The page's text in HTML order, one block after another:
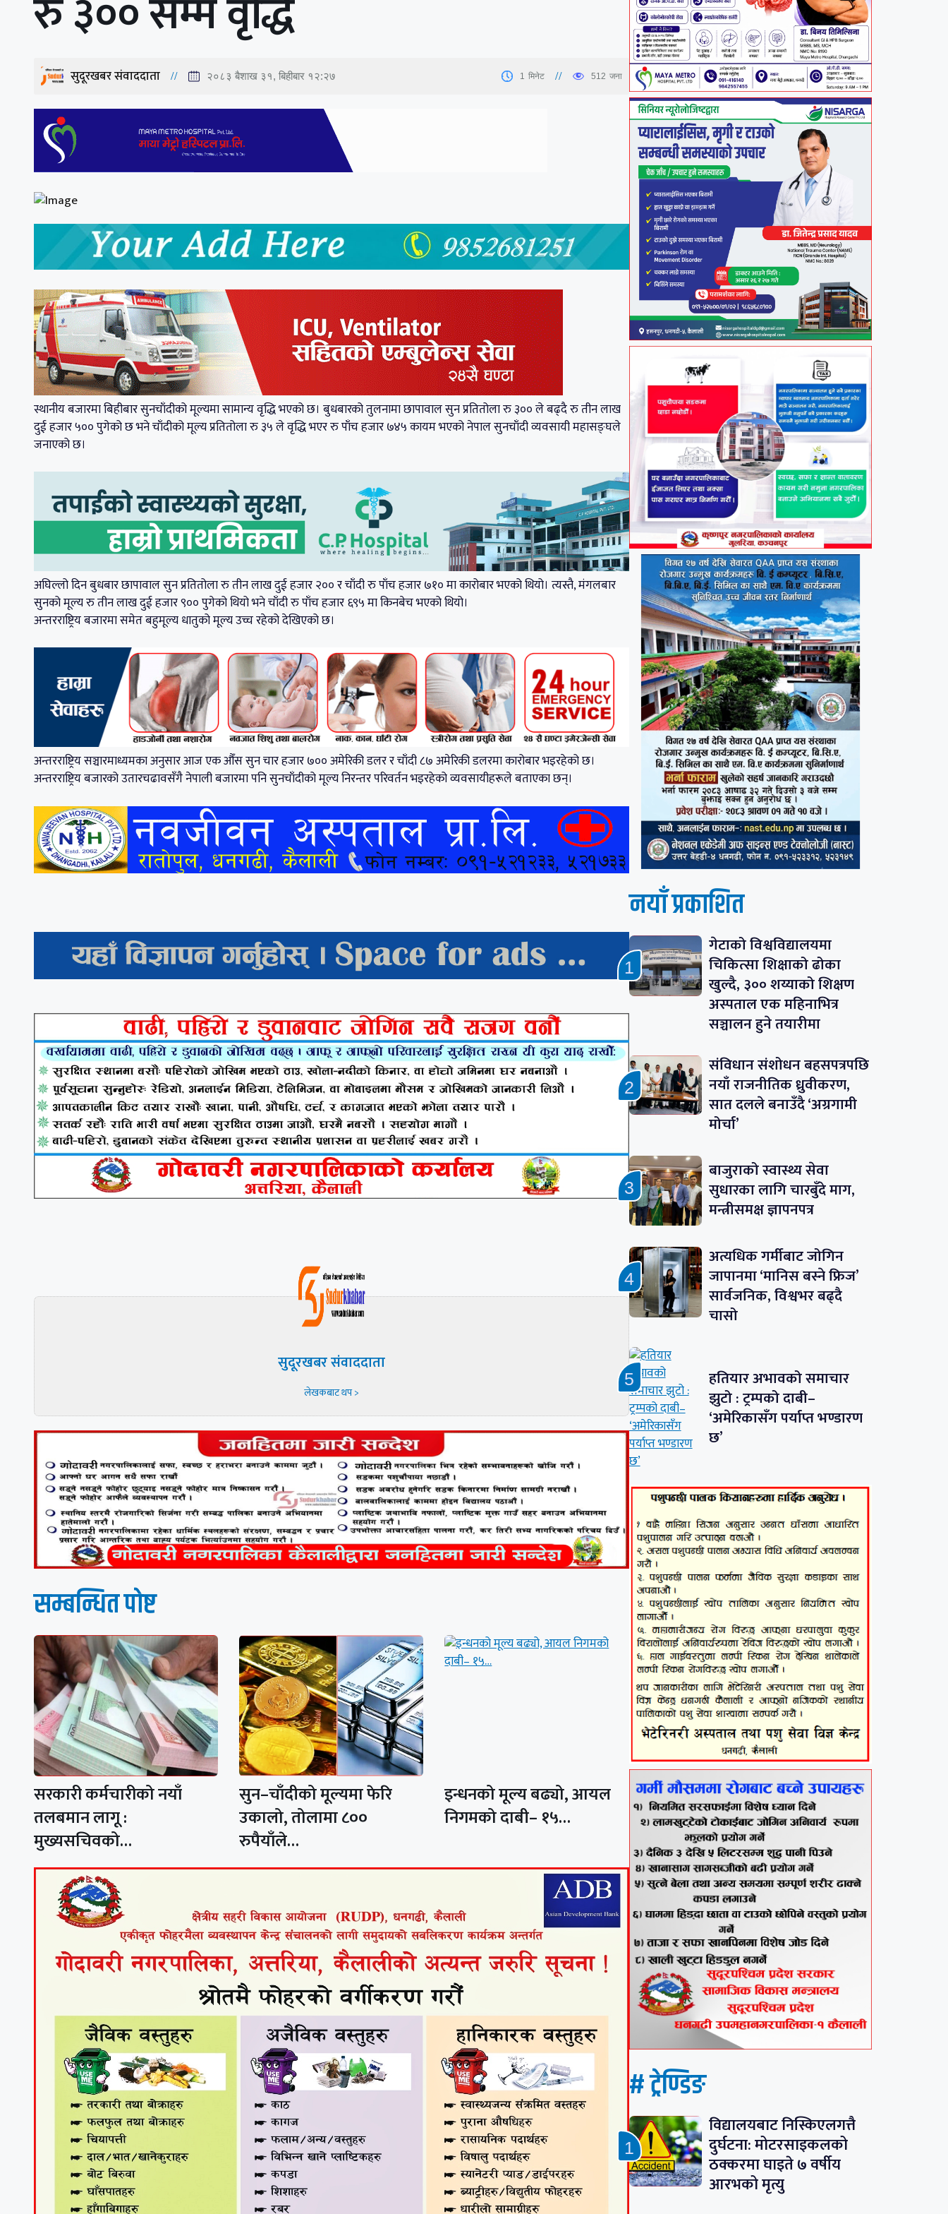
रु ३०० सम्म वृद्धि
सुदूरखबर संवाददाता २०८३ बैशाख ३१, बिहीबार १२:२७ 1 मिनेट 512 जना
स्थानीय बजारमा बिहीबार सुनचाँदीको मूल्यमा सामान्य वृद्धि भएको छ। बुधबारको तुलनामा छापावाल सुन प्रतितोला रु ३०० ले बढ्दै रु तीन लाख
दुई हजार ५०० पुगेको छ भने चाँदीको मूल्य प्रतितोला रु ३५ ले वृद्धि भएर रु पाँच हजार ७४५ कायम भएको नेपाल सुनचाँदी व्यवसायी महासङ्घले
जनाएको छ।
अघिल्लो दिन बुधबार छापावाल सुन प्रतितोला रु तीन लाख दुई हजार २०० र चाँदी रु पाँच हजार ७१० मा कारोबार भएको थियो। त्यस्तै, मंगलबार
सुनको मूल्य रु तीन लाख दुई हजार ९०० पुगेको थियो भने चाँदी रु पाँच हजार ६९५ मा किनबेच भएको थियो।
अन्तरराष्ट्रिय बजारमा समेत बहुमूल्य धातुको मूल्य उच्च रहेको देखिएको छ।
अन्तरराष्ट्रिय सञ्चारमाध्यमका अनुसार आज एक औँस सुन चार हजार ७०० अमेरिकी डलर र चाँदी ८७ अमेरिकी डलरमा कारोबार भइरहेको छ।
अन्तरराष्ट्रिय बजारको उतारचढावसँगै नेपाली बजारमा पनि सुनचाँदीको मूल्य निरन्तर परिवर्तन भइरहेको व्यवसायीहरूले बताएका छन्।
सुदूरखबर संवाददाता
लेखकबाट थप >
सम्बन्धित पाेष्ट
सरकारी कर्मचारीको नयाँ
तलबमान लागू :
मुख्यसचिवको…
सुन–चाँदीको मूल्यमा फेरि
उकालो, तोलामा ८००
रुपैयाँले…
इन्धनको मूल्य बढ्यो, आयल
निगमको दाबी– १५…
नयाँ प्रकाशित
गेटाको विश्वविद्यालयमा
चिकित्सा शिक्षाको ढोका
खुल्दै, ३०० शय्याको शिक्षण
अस्पताल एक महिनाभित्र
सञ्चालन हुने तयारीमा
संविधान संशोधन बहसपत्रपछि
नयाँ राजनीतिक ध्रुवीकरण,
सात दलले बनाउँदै ‘अग्रगामी
मोर्चा’
बाजुराको स्वास्थ्य सेवा
सुधारका लागि चारबुँदे माग,
मन्त्रीसमक्ष ज्ञापनपत्र
अत्यधिक गर्मीबाट जोगिन
जापानमा ‘मानिस बस्ने फ्रिज’
सार्वजनिक, विश्वभर बढ्दै
चासो
हतियार अभावको समाचार
झुटो : ट्रम्पको दाबी–
‘अमेरिकासँग पर्याप्त भण्डारण
छ’
# ट्रेण्डिङ
विद्यालयबाट निस्किएलगत्तै
दुर्घटना: मोटरसाइकलको
ठक्करमा घाइते ७ वर्षीय
आरभको मृत्यु